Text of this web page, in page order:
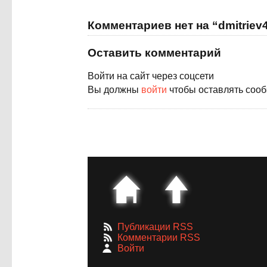
Комментариев нет на
Оставить комментарий
Войти на сайт через соцсети
Вы должны войти чтобы оставлять
Публикации RSS
Комментарии RSS
Войти